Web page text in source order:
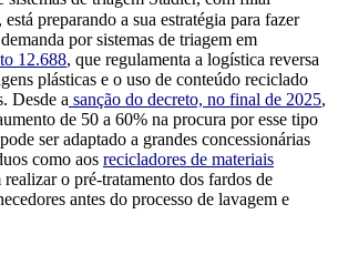
preparando a sua estratégia para fazer
por sistemas de triagem em
12.688, que regulamenta a logística reversa
plásticas e o uso de conteúdo reciclado
Desde a sanção do decreto, no final de 2025,
de 50 a 60% na procura por esse tipo
ser adaptado a grandes concessionárias
como aos recicladores de materiais
realizar o pré-tratamento dos fardos de
antes do processo de lavagem e